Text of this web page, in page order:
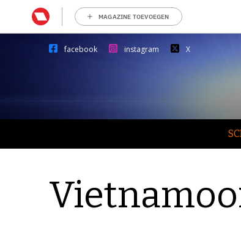
MAGAZINE TOEVOEGEN
facebook instagram X